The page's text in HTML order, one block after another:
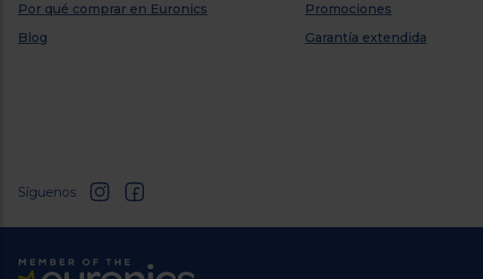
Por qué comprar en Euronics
Blog
Promociones
Garantía extendida
Síguenos